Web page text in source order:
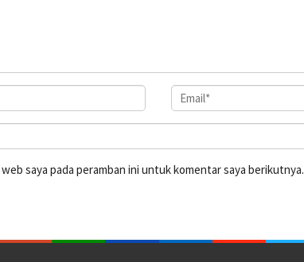
saya pada peramban ini untuk komentar saya berikutnya.